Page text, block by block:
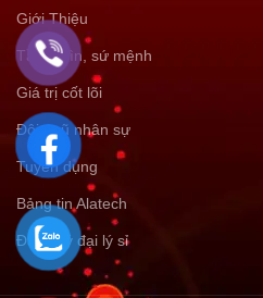
Giới Thiệu
Tầm nhìn, sứ mệnh
Giá trị cốt lõi
Đội ngũ nhân sự
Tuyển dụng
Bảng tin Alatech
Đăng ký đại lý sỉ